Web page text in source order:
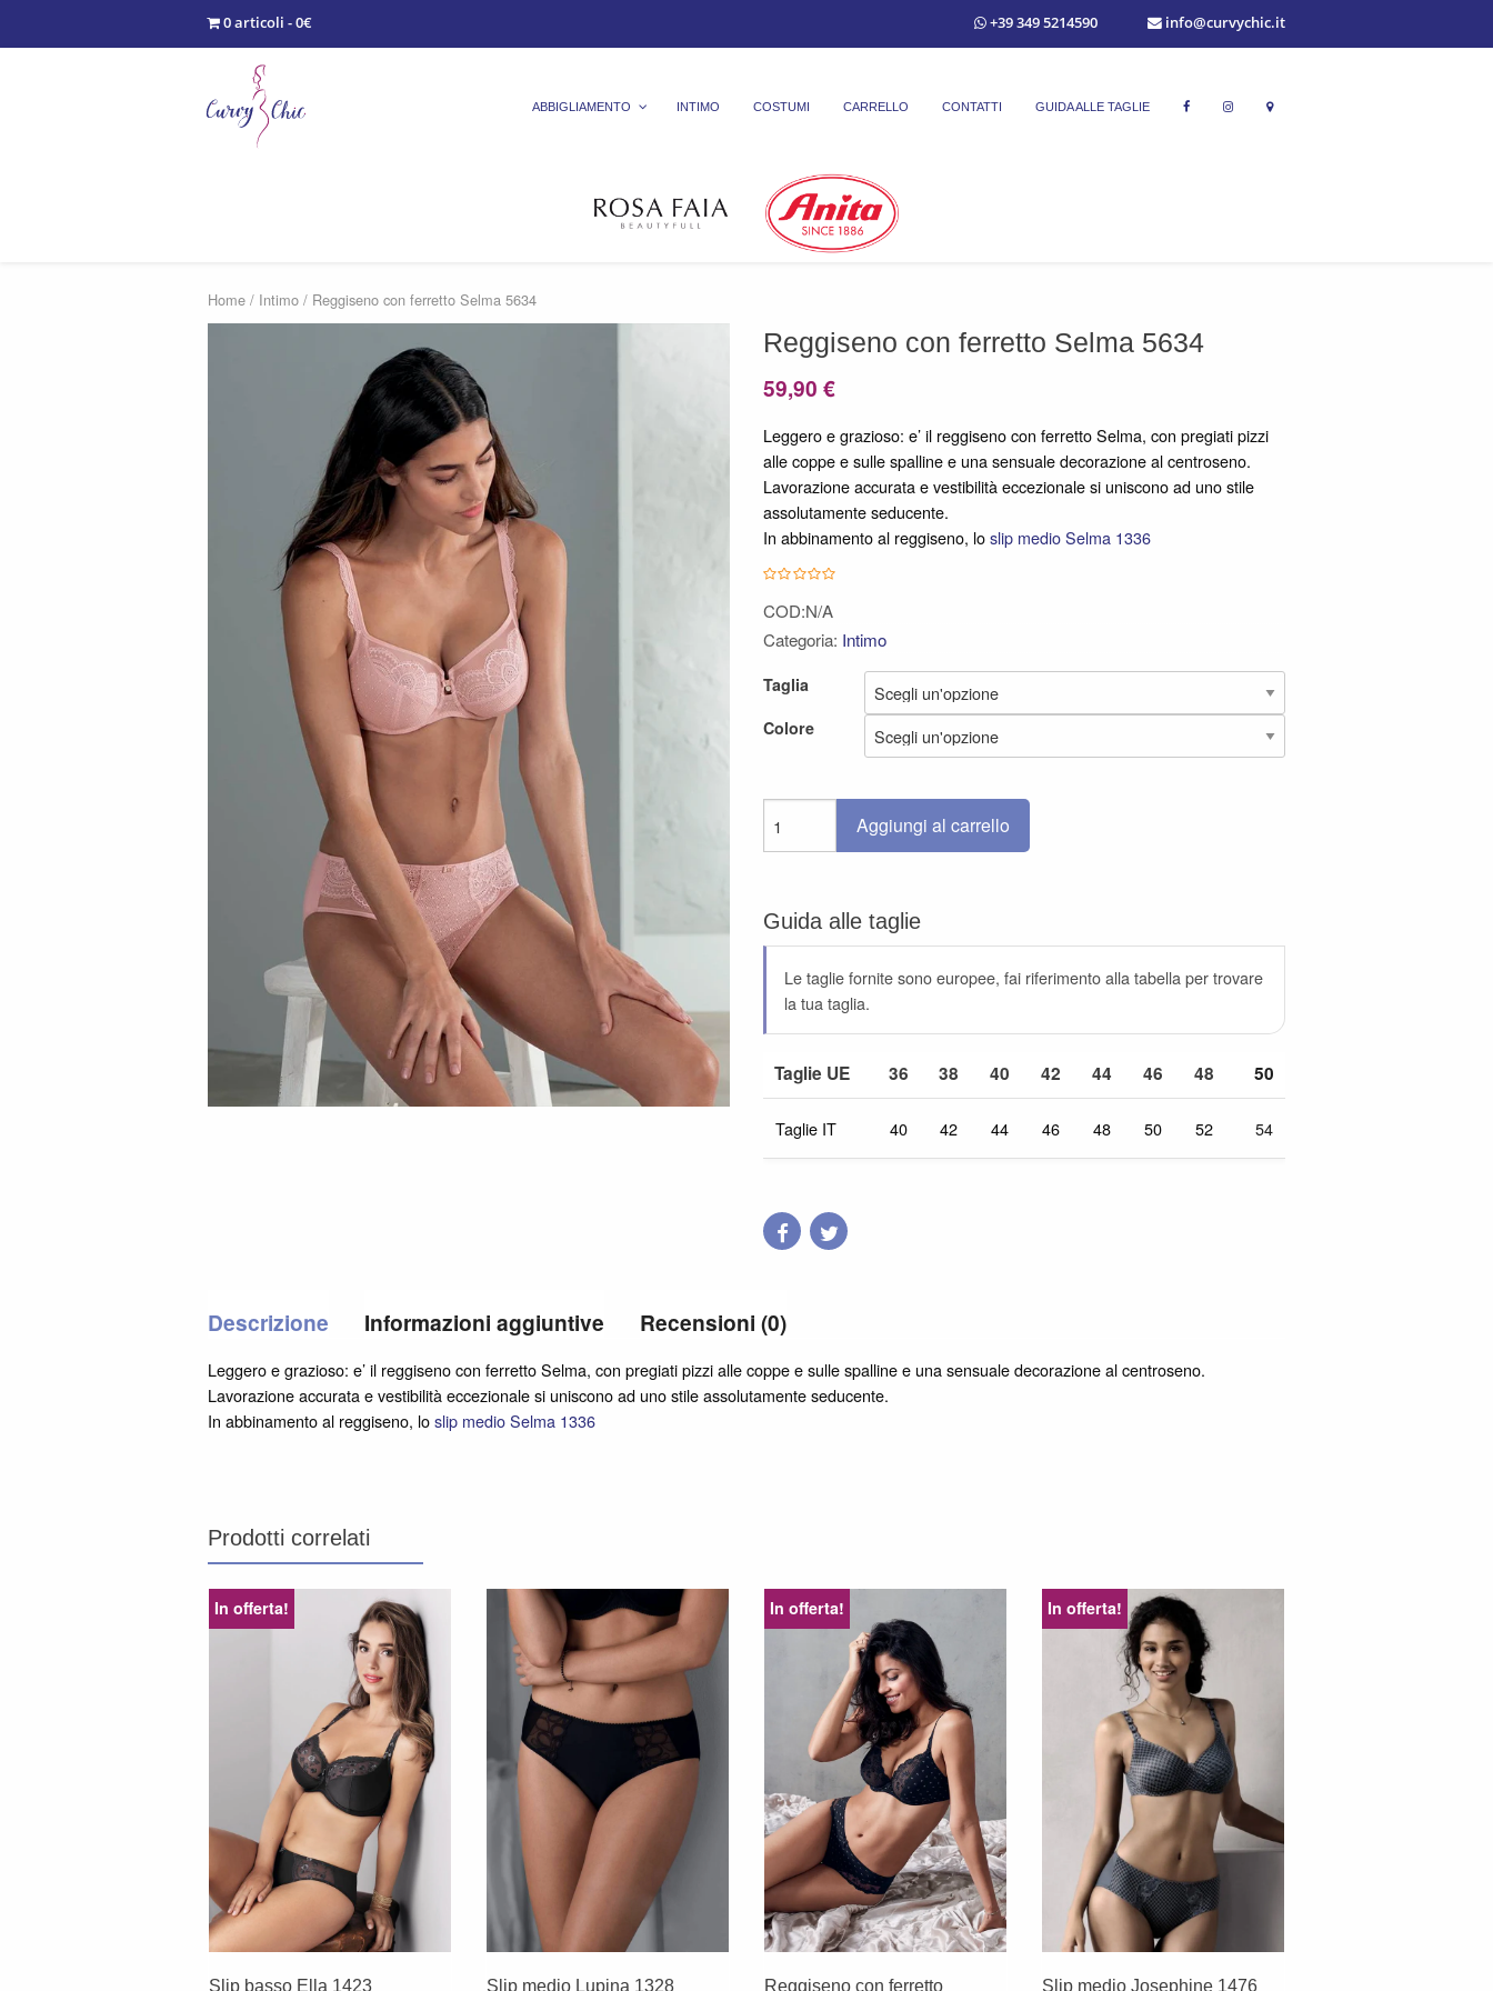
0 articoli - 0€ +39 349 5214590 info@curvychic.it
ABBIGLIAMENTO INTIMO COSTUMI CARRELLO CONTATTI GUIDA ALLE TAGLIE
Home / Intimo / Reggiseno con ferretto Selma 5634
Reggiseno con ferretto Selma 5634
59,90 €
Leggero e grazioso: e’ il reggiseno con ferretto Selma, con pregiati pizzi
alle coppe e sulle spalline e una sensuale decorazione al centroseno.
Lavorazione accurata e vestibilità eccezionale si uniscono ad uno stile
assolutamente seducente.
In abbinamento al reggiseno, loslip medio Selma 1336
COD:N/A
Categoria: Intimo
Taglia
Colore
Aggiungi al carrello
Guida alle taglie
Le taglie fornite sono europee, fai riferimento alla tabella per trovare
la tua taglia.
Taglie UE 36 38 40 42 44 46 48 50
Taglie IT 40 42 44 46 48 50 52 54
Descrizione Informazioni aggiuntive Recensioni (0)
Leggero e grazioso: e’ il reggiseno con ferretto Selma, con pregiati pizzi alle coppe e sulle spalline e una sensuale decorazione al centroseno.
Lavorazione accurata e vestibilità eccezionale si uniscono ad uno stile assolutamente seducente.
In abbinamento al reggiseno, loslip medio Selma 1336
Prodotti correlati
In offerta!
Slip basso Ella 1423 Slip medio Lupina 1328
In offerta!
Reggiseno con ferretto
In offerta!
Slip medio Josephine 1476